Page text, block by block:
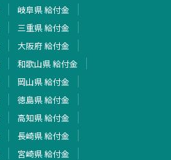
岐阜県 給付金
三重県 給付金
大阪府 給付金
和歌山県 給付金
岡山県 給付金
徳島県 給付金
高知県 給付金
長崎県 給付金
宮崎県 給付金